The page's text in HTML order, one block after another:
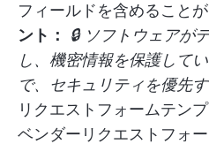
フィールドを含めることが
ント：
🔒 ソフトウェアが
し、機密情報を保護して
で、セキュリティを優先
リクエストフォームテン
ベンダーリクエストフォ